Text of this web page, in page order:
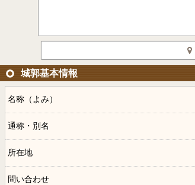
城郭基本情報
名称（よみ）
通称・別名
所在地
問い合わせ